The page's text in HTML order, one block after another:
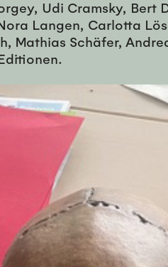
Udi Cramsky,
Langen, Carlotta
Mathias Schäfer,